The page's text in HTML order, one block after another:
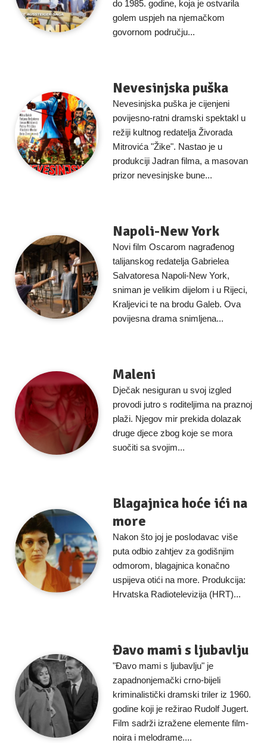
do 1985. godine, koja je ostvarila
golem uspjeh na njemačkom
govornom području...
Nevesinjska puška
Nevesinjska puška je cijenjeni
povijesno-ratni dramski spektakl u
režiji kultnog redatelja Živorada
Mitrovića "Žike". Nastao je u
produkciji Jadran filma, a masovan
prizor nevesinjske bune...
Napoli-New York
Novi film Oscarom nagrađenog
talijanskog redatelja Gabrielea
Salvatoresa Napoli-New York,
sniman je velikim dijelom i u Rijeci,
Kraljevici te na brodu Galeb. Ova
povijesna drama snimljena...
Maleni
Dječak nesiguran u svoj izgled
provodi jutro s roditeljima na praznoj
plaži. Njegov mir prekida dolazak
druge djece zbog koje se mora
suočiti sa svojim...
Blagajnica hoće ići na
more
Nakon što joj je poslodavac više
puta odbio zahtjev za godišnjim
odmorom, blagajnica konačno
uspijeva otići na more. Produkcija:
Hrvatska Radiotelevizija (HRT)...
Đavo mami s ljubavlju
"Đavo mami s ljubavlju" je
zapadnonjemački crno-bijeli
kriminalistički dramski triler iz 1960.
godine koji je režirao Rudolf Jugert.
Film sadrži izražene elemente film-
noira i melodrame....